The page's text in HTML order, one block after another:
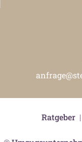
Ratgeber|